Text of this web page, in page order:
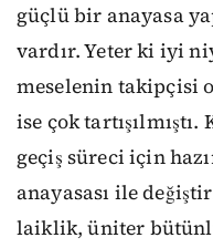
güçlü bir anayasa
vardır. Yeter ki iyi
meselenin takipçisi
ise çok tartışılmıştı.
geçiş süreci için
anayasası ile
laiklik, üniter